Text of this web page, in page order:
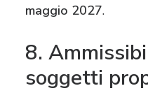
maggio 2027.
8.
soggetti